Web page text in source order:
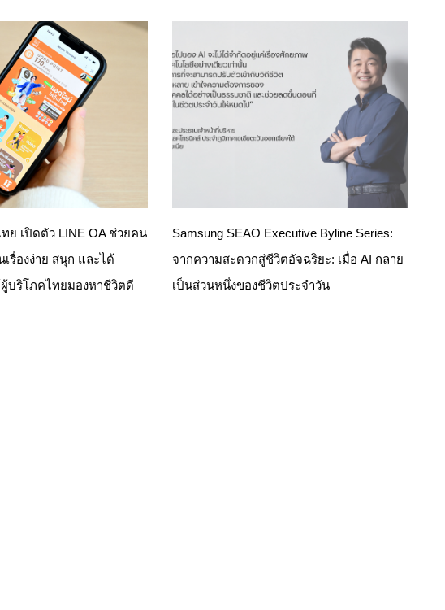
ทย เปิดตัว LINE OA ช่วยคน
รื่องง่าย สนุก และได้
ผู้บริโภคไทยมองหาชีวิตดี
Samsung SEAO Executive Byline Series:
จากความสะดวกสู่ชีวิตอัจฉริยะ: เมื่อ AI กลาย
เป็นส่วนหนึ่งของชีวิตประจำวัน